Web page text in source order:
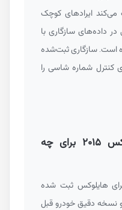
ایرادهای کوچک
سازگاری با
سازگاری ثبت‌شده
شماره شاسی را
رینگ موتور تویوتا هایلوکس ۲۰۱۵ برای چه
هایلوکس ثبت شده
دقیق خودرو قبل